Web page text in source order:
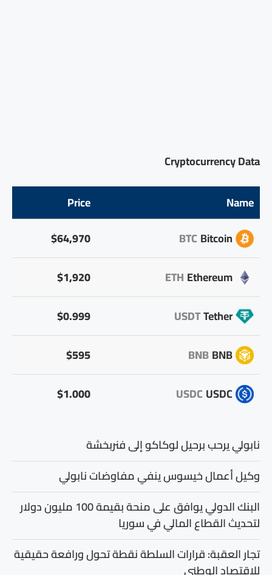
Cryptocurrency Data
Name
Price
Bitcoin
BTC
$64,970
Ethereum
ETH
$1,920
Tether
USDT
$0.999
BNB
BNB
$595
USDC
USDC
$1.000
نابولي يرحب برحيل لوكاكو إلى فنربخشة
وكيل أعمال خيسوس ينفي مفاوضات نابولي
البنك الدولي يوافق على منحة بقيمة 100 مليون دولار
لتحديث القطاع المالي في سوريا
تجار العقبة: قرارات السلطة نقطة تحول ورافعة حقيقية
للاقتصاد الوطني